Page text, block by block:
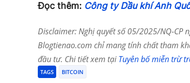
Đọc thêm: Công ty Dầu khí Anh
Disclaimer: Nghị quyết số 05/2025/NQ-CP
Blogtienao.com chỉ mang tính chất tham
đầu tư. Chi tiết xem tạiTuyên bố miễn trừ
TAGS BITCOIN